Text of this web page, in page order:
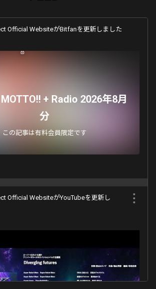
Official WebsiteがBitfanを更新しました
+ Radio 2026年8月
分
この記事は有料会員限定です
Official WebsiteがYouTubeを更新し